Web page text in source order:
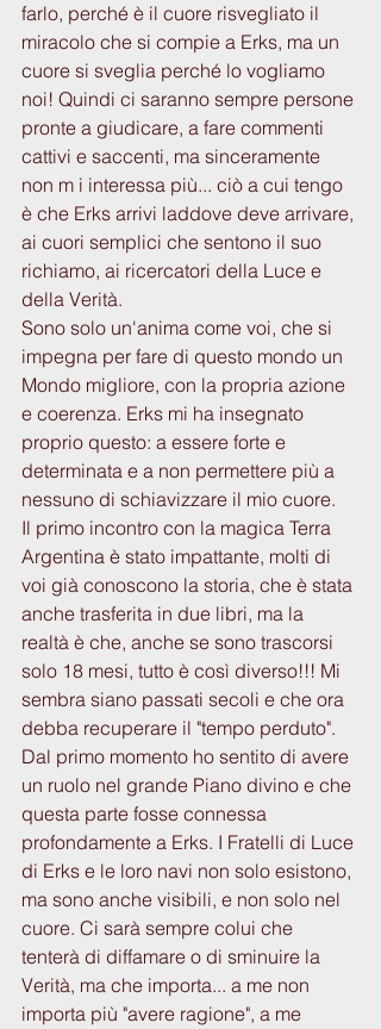
farlo, perché è il cuore risvegliato il
miracolo che si compie a Erks, ma un
cuore si sveglia perché lo vogliamo
noi! Quindi ci saranno sempre persone
pronte a giudicare, a fare commenti
cattivi e saccenti, ma sinceramente
non m i interessa più... ciò a cui tengo
è che Erks arrivi laddove deve arrivare,
ai cuori semplici che sentono il suo
richiamo, ai ricercatori della Luce e
della Verità.
Sono solo un'anima come voi, che si
impegna per fare di questo mondo un
Mondo migliore, con la propria azione
e coerenza. Erks mi ha insegnato
proprio questo: a essere forte e
determinata e a non permettere più a
nessuno di schiavizzare il mio cuore.
Il primo incontro con la magica Terra
Argentina è stato impattante, molti di
voi già conoscono la storia, che è stata
anche trasferita in due libri, ma la
realtà è che, anche se sono trascorsi
solo 18 mesi, tutto è così diverso!!! Mi
sembra siano passati secoli e che ora
debba recuperare il "tempo perduto".
Dal primo momento ho sentito di avere
un ruolo nel grande Piano divino e che
questa parte fosse connessa
profondamente a Erks. I Fratelli di Luce
di Erks e le loro navi non solo esistono,
ma sono anche visibili, e non solo nel
cuore. Ci sarà sempre colui che
tenterà di diffamare o di sminuire la
Verità, ma che importa... a me non
importa più "avere ragione", a me